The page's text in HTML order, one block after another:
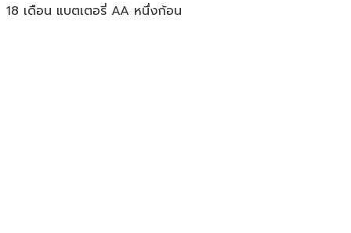
18 เดือน แบตเตอรี่ AA หนึ่งก้อน